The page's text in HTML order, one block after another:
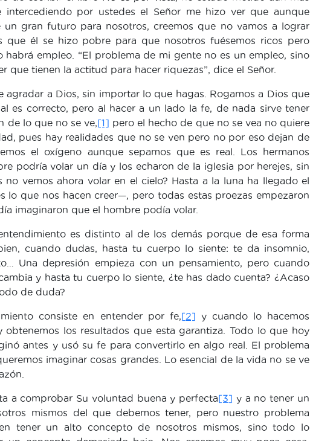
por ustedes el Señor me hizo ver que aunque
un gran futuro para nosotros, creemos que no vamos a lograr
que él se hizo pobre para que nosotros fuésemos ricos pero
habrá empleo. “El problema de mi gente no es un empleo, sino
que tienen la actitud para hacer riquezas”, dice el Señor.
agradar a Dios, sin importar lo que hagas. Rogamos a Dios que
es correcto, pero al hacer a un lado la fe, de nada sirve tener
de lo que no se ve,[1] pero el hecho de que no se vea no quiere
pues hay realidades que no se ven pero no por eso dejan de
el oxígeno aunque sepamos que es real. Los hermanos
podría volar un día y los echaron de la iglesia por herejes, sin
no vemos ahora volar en el cielo? Hasta a la luna ha llegado el
lo que nos hacen creer—, pero todas estas proezas empezaron
imaginaron que el hombre podía volar.
es distinto al de los demás porque de esa forma
cuando dudas, hasta tu cuerpo lo siente: te da insomnio,
Una depresión empieza con un pensamiento, pero cuando
y hasta tu cuerpo lo siente, ¿te has dado cuenta? ¿Acaso
de duda?
consiste en entender por fe,[2] y cuando lo hacemos
los resultados que esta garantiza. Todo lo que hoy
antes y usó su fe para convertirlo en algo real. El problema
imaginar cosas grandes. Lo esencial de la vida no se ve
a comprobar Su voluntad buena y perfecta[3] y a no tener un
mismos del que debemos tener, pero nuestro problema
tener un alto concepto de nosotros mismos, sino todo lo